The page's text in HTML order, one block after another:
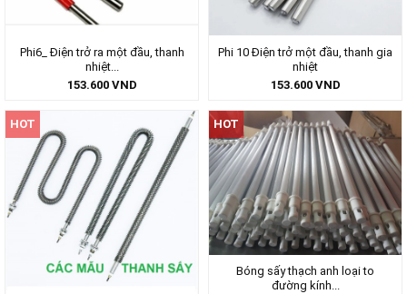
Phi6_ Điện trở ra một đầu, thanh
nhiệt...
153.600 VND
Phi 10 Điện trở một đầu, thanh gia
nhiệt
153.600 VND
HOT HOT
Bóng sấy thạch anh loại to
đường kính...